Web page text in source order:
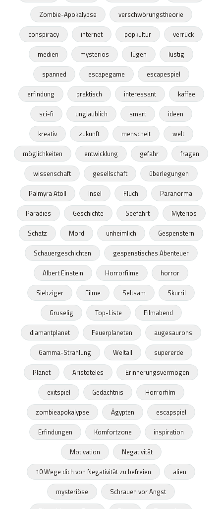
Zombie-Apokalypse
verschwörungstheorie
conspiracy
internet popkultur
verrück
medien
mysteriös lügen
lustig
spanned
escapegame
escapespiel
erfindung
praktisch interessant
kaffee
sci-fi
unglaublich smart
ideen
kreativ
zukunft menscheit
welt
möglichkeiten
entwicklung gefahr
fragen
wissenschaft
gesellschaft
überlegungen
Palmyra Atoll
Insel Fluch
Paranormal
Paradies
Geschichte Seefahrt
Myteriös
Schatz
Mord unheimlich
Gespenstern
Schauergeschichten
gespenstisches Abenteuer
Albert Einstein
Horrorfilme
horror
Siebziger
Filme Seltsam
Skurril
Gruselig
Top-Liste
Filmabend
diamantplanet
Feuerplaneten
augesaurons
Gamma-Strahlung
Weltall
supererde
Planet
Aristoteles
Erinnerungsvermögen
exitspiel
Gedächtnis
Horrorfilm
zombieapokalypse
Ägypten
escapspiel
Erfindungen
Komfortzone
inspiration
Motivation
Negativität
10 Wege dich von Negativität zu befreien
alien
mysteriöse
Schrauen vor Angst